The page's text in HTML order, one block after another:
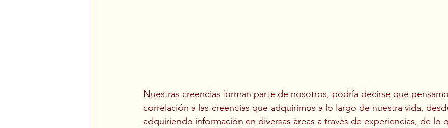
Nuestras creencias forman parte de nosotros, podría decirse que
correlación a las creencias que adquirimos a lo largo de nuestra vida,
adquiriendo información en diversas áreas a través de experiencias, de lo